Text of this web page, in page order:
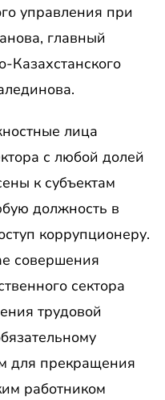
управления при
главный
лица
с любой долей
к субъектам
должность в
коррупционеру.
совершения
сектора
трудовой
для прекращения
работником